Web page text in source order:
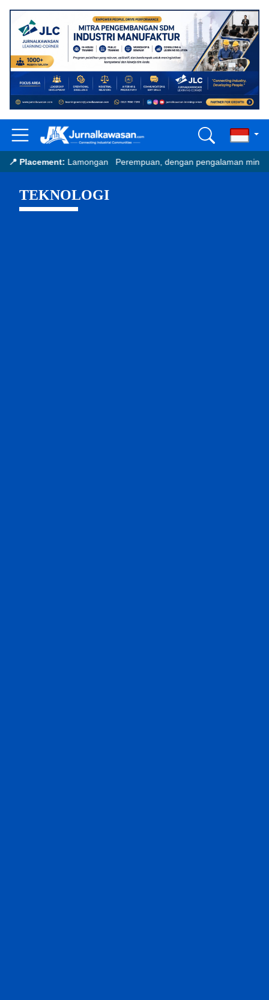
Perempuan, dengan pengalaman minimal 1 tahun di bidang
TEKNOLOGI